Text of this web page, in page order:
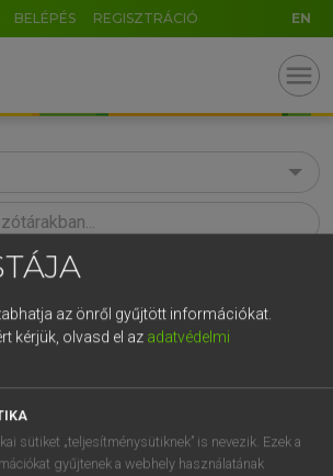
BELÉPÉS REGISZTRÁCIÓ EN
menu
KERESÉS
terminológiai szótár
az önről gyűjtött információkat.
kérjük, olvasd el az adatvédelmi
sütiket „teljesítménysütiknek” is nevezik. Ezek a
gyűjtenek a webhely használatának
u i o p
l é á ű Ω
m , . AltGr